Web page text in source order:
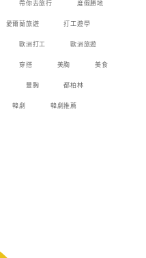
帶你去旅行 度假勝地
愛爾蘭旅遊 打工遊學
歐洲打工 歐洲旅遊
穿搭 美胸 美食
豐胸 都柏林
韓劇 韓劇推薦